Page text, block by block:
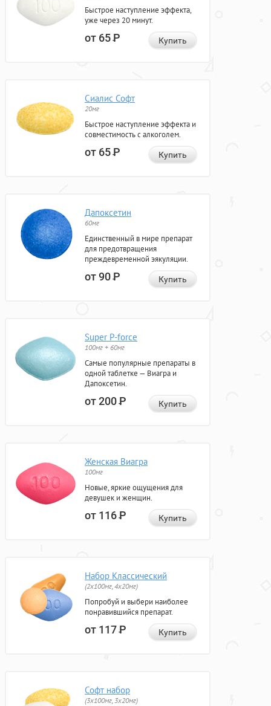
Быстрое наступление эффекта,
уже через 20 минут.
от 65Р Купить
Сиалис Софт
20мг
Быстрое наступление эффекта и
совместимость с алкоголем.
от 65Р Купить
Дапоксетин
60мг
Единственный в мире препарат
для предотвращения
преждевременной эякуляции.
от 90Р Купить
Super P-force
100мг + 60мг
Самые популярные препараты в
одной таблетке — Виагра и
Дапоксетин.
от 200Р Купить
Женская Виагра
100мг
Новые, яркие ощущения для
девушек и женщин.
от 116Р Купить
Набор Классический
(2x100мг, 4x20мг)
Попробуй и выбери наиболее
понравившийся препарат.
от 117Р Купить
Софт набор
(3x100мг, 3x20мг)